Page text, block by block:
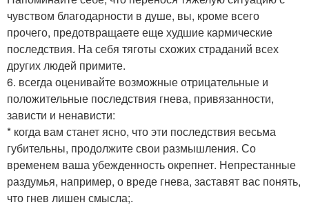
чувством благодарности в душе, вы, кроме всего
прочего, предотвращаете еще худшие кармические
последствия. На себя тяготы схожих страданий всех
других людей примите.
6. всегда оценивайте возможные отрицательные и
положительные последствия гнева, привязанности,
зависти и ненависти:
* когда вам станет ясно, что эти последствия весьма
губительны, продолжите свои размышления. Со
временем ваша убежденность окрепнет. Непрестанные
раздумья, например, о вреде гнева, заставят вас понять,
что гнев лишен смысла;.